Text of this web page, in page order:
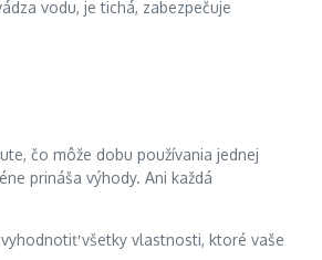
vodu, je tichá, zabezpečuje
čo môže dobu používania jednej
prináša výhody. Ani každá
všetky vlastnosti, ktoré vaše